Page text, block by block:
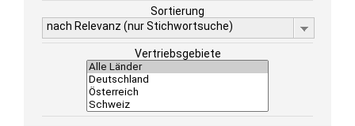
Sortierung
nach Relevanz (nur Stichwortsuche)
Vertriebsgebiete